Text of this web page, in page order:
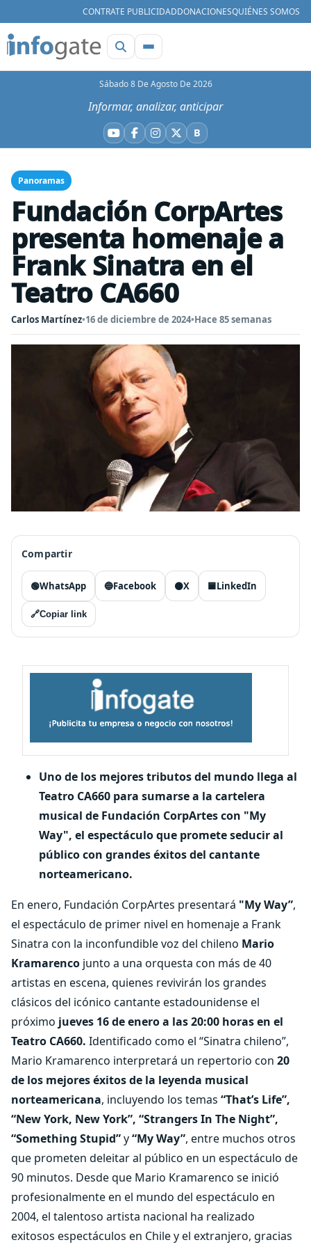
CONTRATE PUBLICIDADDONACIONESQUIÉNES SOMOS
Sábado 8 De Agosto De 2026
Informar, analizar, anticipar
YouTube
Facebook
Instagram
X BBluesky
Panoramas
Fundación CorpArtes
presenta homenaje a
Frank Sinatra en el
Teatro CA660
Carlos Martínez•16 de diciembre de 2024•Hace 85 semanas
Compartir
🟢WhatsApp 🔵Facebook ⚫X 🟦LinkedIn
🔗Copiar link
Uno de los mejores tributos del mundo llega al
Teatro CA660 para sumarse a la cartelera
musical de Fundación CorpArtes con "My
Way", el espectáculo que promete seducir al
público con grandes éxitos del cantante
norteamericano.
En enero, Fundación CorpArtes presentará "My Way”,
el espectáculo de primer nivel en homenaje a Frank
Sinatra con la inconfundible voz del chileno Mario
Kramarenco junto a una orquesta con más de 40
artistas en escena, quienes revivirán los grandes
clásicos del icónico cantante estadounidense el
próximo jueves 16 de enero a las 20:00 horas en el
Teatro CA660. Identificado como el “Sinatra chileno”,
Mario Kramarenco interpretará un repertorio con 20
de los mejores éxitos de la leyenda musical
norteamericana, incluyendo los temas “That’s Life”,
“New York, New York”, “Strangers In The Night”,
“Something Stupid”y“My Way”, entre muchos otros
que prometen deleitar al público en un espectáculo de
90 minutos. Desde que Mario Kramarenco se inició
profesionalmente en el mundo del espectáculo en
2004, el talentoso artista nacional ha realizado
exitosos espectáculos en Chile y el extranjero, gracias